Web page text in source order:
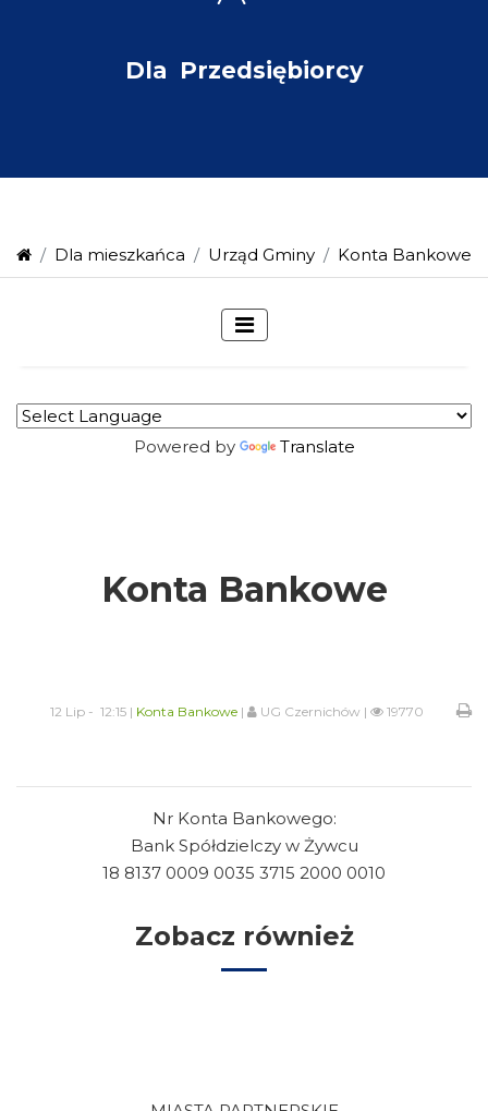
Dla Przedsiębiorcy
Dla mieszkańca Urząd Gminy Konta Bankowe
Powered by Translate
Konta Bankowe
12 Lip - 12:15 | Konta Bankowe| UG Czernichów | 19770
Nr Konta Bankowego:
Bank Spółdzielczy w Żywcu
18 8137 0009 0035 3715 2000 0010
Zobacz również